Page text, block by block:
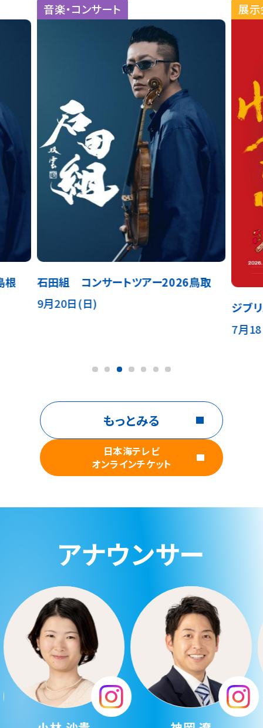
取
展示会・その他
ジブリパーク展
音楽
【日
11
もっとみる
日本海テレビ
オンラインチケット
アナウンサー